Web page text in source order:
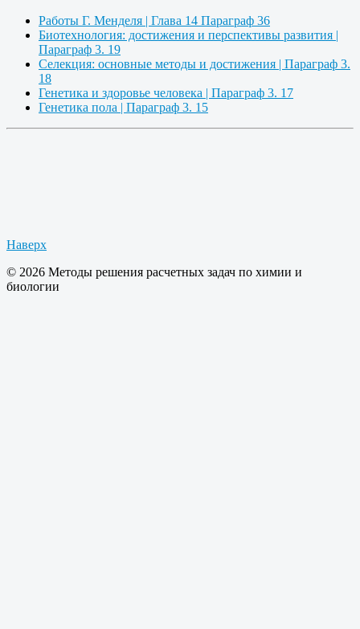
Работы Г. Менделя | Глава 14 Параграф 36
Биотехнология: достижения и перспективы развития |
Параграф 3. 19
Селекция: основные методы и достижения | Параграф 3.
18
Генетика и здоровье человека | Параграф 3. 17
Генетика пола | Параграф 3. 15
Наверх
© 2026 Методы решения расчетных задач по химии и
биологии